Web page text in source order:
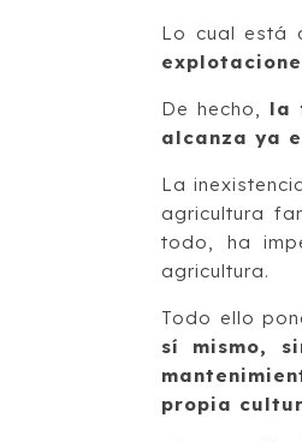
Lo cual está
De hecho, la
alcanza ya
La
agricultura
todo, ha
agricultura.
Todo ello
sí mismo,
propia